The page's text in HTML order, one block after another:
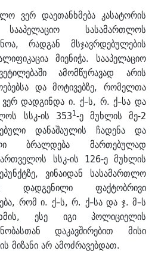
ვერ დაეთანხმება კასატორის
სასამართლოს
რადგან მსჯავრდებულების
მიენიჭა. სააპელაციო
ამომწურავად არის
და მოტივებზე, რომელთა
დადგინდა ი. ქ–ს, რ. ქ–სა და
სსკ-ის 3531-ე მუხლის მე-2
დანაშაულის ჩადენა და
ბრალდება მართებულად
სსკ-ის 126-ე მუხლის
ვინაიდან სასამართლო
დადგენილი ფაქტობრივი
რომ ი. ქ–ს, რ. ქ–სა და ჯ. მ–ს
ესე იგი პოლიციელის
დაკავშირებით მისი
მიზანი არ ამოძრავებდათ.